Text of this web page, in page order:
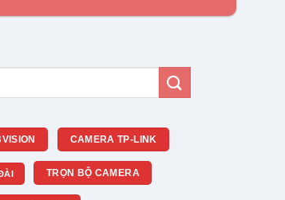
CAMERA TP-LINK
TRỌN BỘ CAMERA